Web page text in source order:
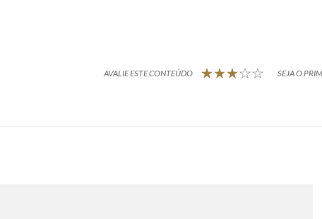
AVALIE ESTE CONTEÚDO SEJA O